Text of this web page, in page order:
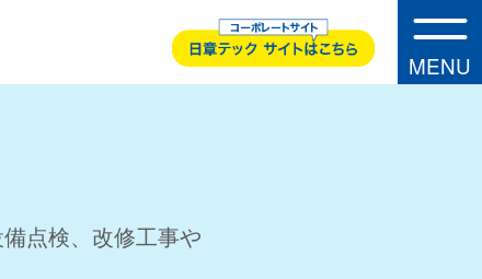
MENU
点検、改修工事や